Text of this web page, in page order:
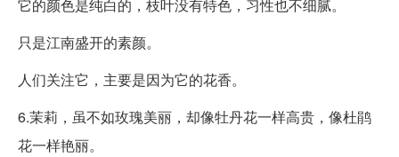
它的颜色是纯白的，枝叶没有特色，习性也不细腻。
只是江南盛开的素颜。
人们关注它，主要是因为它的花香。
6.茉莉，虽不如玫瑰美丽，却像牡丹花一样高贵，像杜鹃
花一样艳丽。